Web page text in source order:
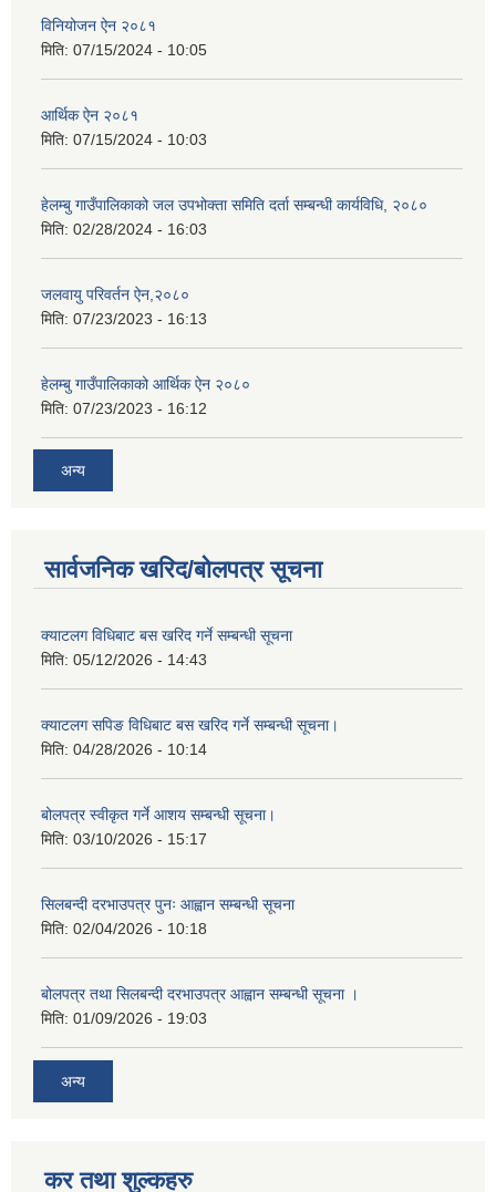
विनियोजन ऐन २०८१
मिति: 07/15/2024 - 10:05
आर्थिक ऐन २०८१
मिति: 07/15/2024 - 10:03
हेलम्बु गाउँपालिकाको जल उपभोक्ता समिति दर्ता सम्बन्धी कार्यविधि, २०८०
मिति: 02/28/2024 - 16:03
जलवायु परिवर्तन ऐन,२०८०
मिति: 07/23/2023 - 16:13
हेलम्बु गाउँपालिकाको आर्थिक ऐन २०८०
मिति: 07/23/2023 - 16:12
अन्य
सार्वजनिक खरिद/बोलपत्र सूचना
क्याटलग विधिबाट बस खरिद गर्ने सम्बन्धी सूचना
मिति: 05/12/2026 - 14:43
क्याटलग सपिङ विधिबाट बस खरिद गर्ने सम्बन्धी सूचना।
मिति: 04/28/2026 - 10:14
बोलपत्र स्वीकृत गर्ने आशय सम्बन्धी सूचना।
मिति: 03/10/2026 - 15:17
सिलबन्दी दरभाउपत्र पुनः आह्वान सम्बन्धी सूचना
मिति: 02/04/2026 - 10:18
बोलपत्र तथा सिलबन्दी दरभाउपत्र आह्वान सम्बन्धी सूचना ।
मिति: 01/09/2026 - 19:03
अन्य
कर तथा शुल्कहरु